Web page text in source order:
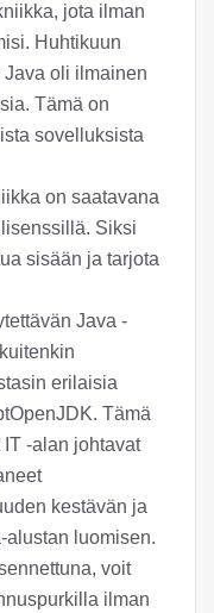
jota ilman
Huhtikuun
oli ilmainen
Tämä on
sovelluksista
on saatavana
Siksi
sisään ja tarjota
Java -
erilaisia
Tämä
-alan johtavat
kestävän ja
alustan luomisen.
voit
ilman